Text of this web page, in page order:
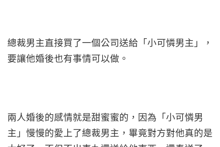
總裁男主直接買了一個公司送給「小可憐男主」，
要讓他婚後也有事情可以做。
兩人婚後的感情就是甜蜜蜜的，因為「小可憐男
主」慢慢的愛上了總裁男主，畢竟對方對他真的是